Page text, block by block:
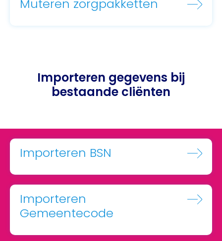
Muteren zorgpakketten
Importeren gegevens bij
bestaande cliënten
Importeren BSN
Importeren
Gemeentecode